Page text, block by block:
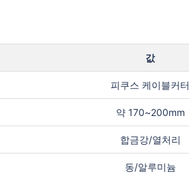
값
피쿠스 케이블커터
약 170~200mm
합금강/열처리
동/알루미늄